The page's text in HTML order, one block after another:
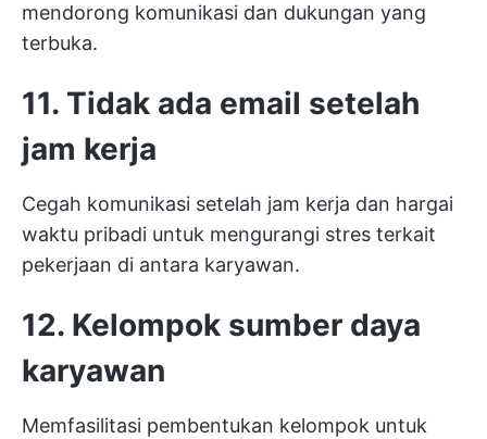
mendorong komunikasi dan dukungan yang
terbuka.
11. Tidak ada email setelah
jam kerja
Cegah komunikasi setelah jam kerja dan hargai
waktu pribadi untuk mengurangi stres terkait
pekerjaan di antara karyawan.
12. Kelompok sumber daya
karyawan
Memfasilitasi pembentukan kelompok untuk